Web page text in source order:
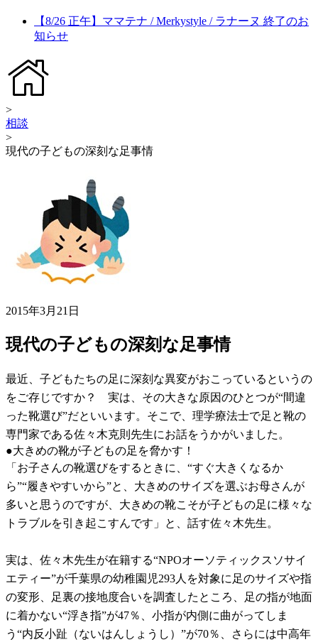
【8/26 正午】ママテナ / Merkystyle / ラナーヌ 終了のお
知らせ
>
相談
>
現代の子どもの深刻な足事情
2015年3月21日
現代の子どもの深刻な足事情
最近、子どもたちの足に深刻な異変がおこっているというの
をご存じですか？ 実は、その大きな原因のひとつが“間違
った靴選び”だといいます。そこで、理学療法士で足と靴の
専門家である佐々木克則先生にお話をうかがいました。
●大きめの靴が子どもの足を脅かす！
「お子さんの靴選びをするときに、“すぐ大きくなるか
ら”“履きやすいから”と、大きめのサイズを選ぶお母さんが
多いと思うのですが、大きめの靴こそが子どもの足に様々な
トラブルを引き起こすんです」と、話す佐々木先生。
実は、佐々木先生が在籍する“NPOオーソティックスソサイ
エティー”が千葉県の幼稚園児293人を対象に足のサイズや指
の変形、足裏の接地度合いを調査したところ、足の指が地面
に着かない“浮き指”が47％、小指が内側に曲がってしま
う“内反小趾（ないはんしょうし）”が70％、さらには中高年